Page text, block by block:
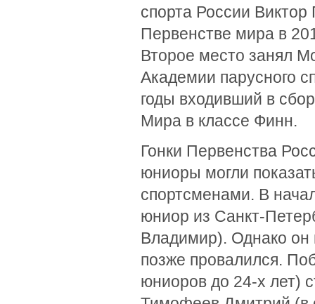
спорта России
Первенстве мира в
Второе место занял
Академии парусного
годы входивший в
Мира в классе Финн.
Гонки Первенства
юниоры могли
спортсменами. В
юниор из Санкт-
Владимир). Однако он
позже провалился.
юниоров до 24-х лет)